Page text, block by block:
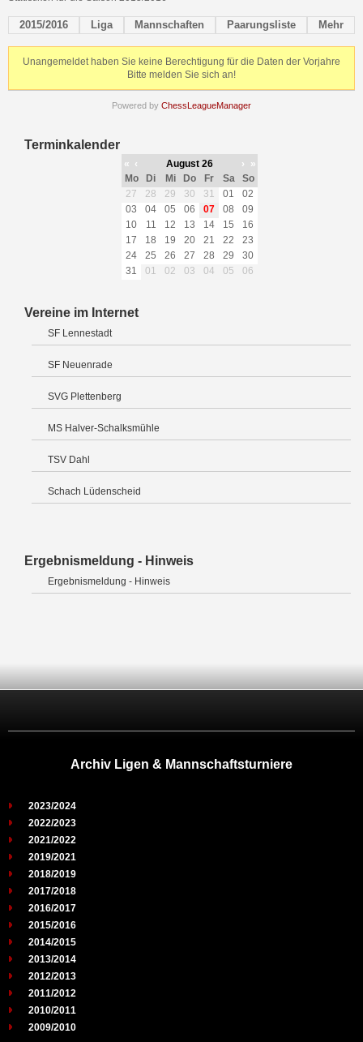
2015/2016 Liga Mannschaften Paarungsliste Mehr
Unangemeldet haben Sie keine Berechtigung für die Daten der Vorjahre
Bitte melden Sie sich an!
Powered by ChessLeagueManager
Terminkalender
« ‹ August 26 ›
»
Mo
Di Mi Do Fr Sa
So
27
28 29 30 31 01
02
03
04 05 06 07 08
09
10
11 12 13 14 15
16
17
18 19 20 21 22
23
24
25 26 27 28 29
30
31
01 02 03 04 05 06
Vereine im Internet
SF Lennestadt
SF Neuenrade
SVG Plettenberg
MS Halver-Schalksmühle
TSV Dahl
Schach Lüdenscheid
Ergebnismeldung - Hinweis
Ergebnismeldung - Hinweis
Archiv Ligen & Mannschaftsturniere
2023/2024
2022/2023
2021/2022
2019/2021
2018/2019
2017/2018
2016/2017
2015/2016
2014/2015
2013/2014
2012/2013
2011/2012
2010/2011
2009/2010